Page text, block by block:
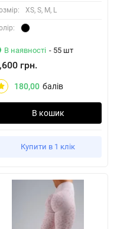
XS, S, M, L
В наявності - 55 шт
грн.
180,00 балів
В кошик
Купити в 1 клік